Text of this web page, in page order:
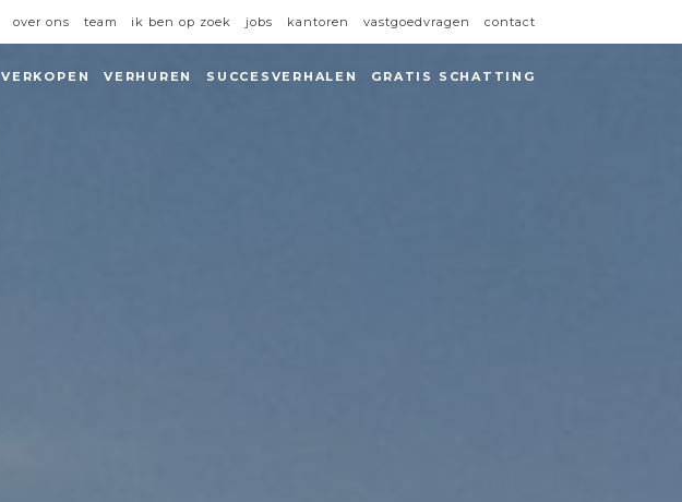
over ons team ik ben op zoek jobs kantoren vastgoedvragen contact
VERKOPEN VERHUREN SUCCESVERHALEN GRATIS SCHATTING